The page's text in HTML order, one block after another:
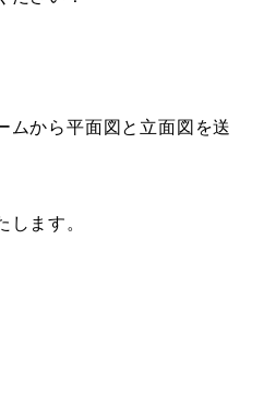
ムから平面図と立面図を送
します。